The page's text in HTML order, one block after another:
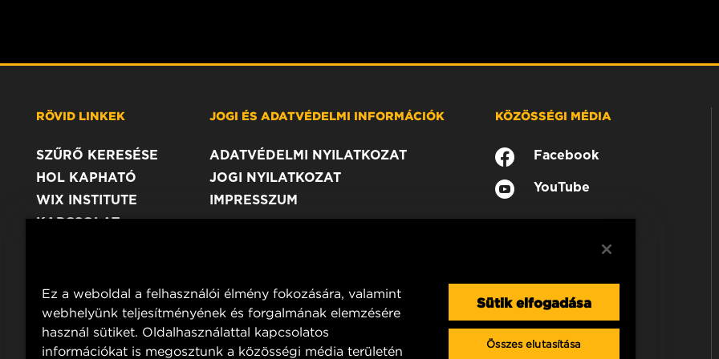
RÖVID LINKEK
SZŰRŐ KERESÉSE
HOL KAPHATÓ
WIX INSTITUTE
KAPCSOLAT
JOGI ÉS ADATVÉDELMI INFORMÁCIÓK
ADATVÉDELMI NYILATKOZAT
JOGI NYILATKOZAT
IMPRESSZUM
KÖZÖSSÉGI MÉDIA
Facebook
YouTube
Ez a weboldal a felhasználói élmény fokozására, valamint
webhelyünk teljesítményének és forgalmának elemzésére
használ sütiket. Oldalhasználattal kapcsolatos
információkat is megosztunk a közösségi média területén
Sütik elfogadása
Összes elutasítása